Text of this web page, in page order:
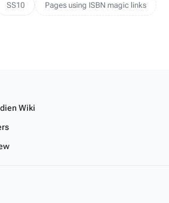
SS10
Pages using ISBN magic links
Wiki